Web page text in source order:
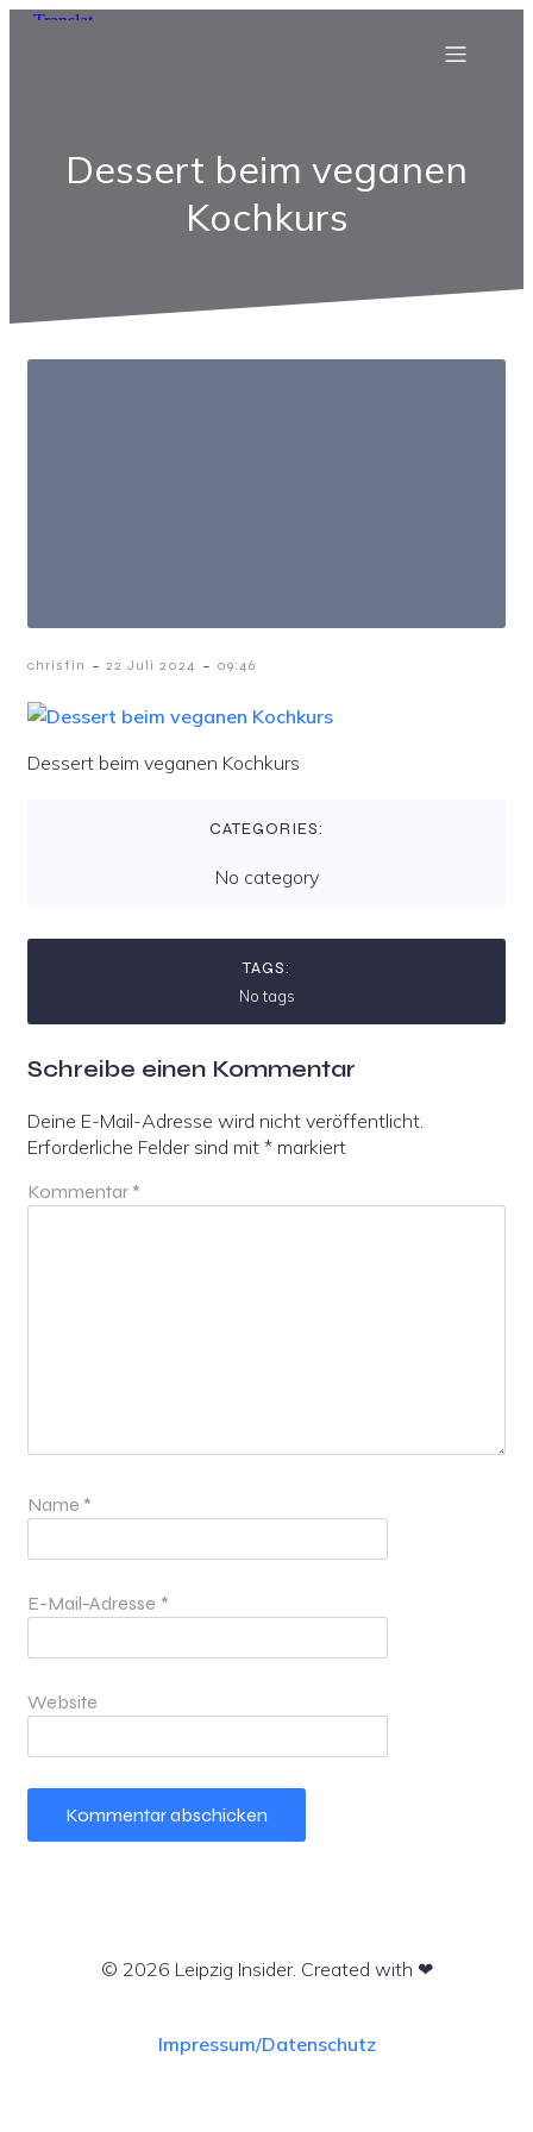
Dessert beim veganen
Kochkurs
christin - 22 Juli 2024 - 09:46
Dessert beim veganen Kochkurs
CATEGORIES:
No category
TAGS:
No tags
Schreibe einen Kommentar
Deine E-Mail-Adresse wird nicht veröffentlicht.
Erforderliche Felder sind mit * markiert
Kommentar *
Name *
E-Mail-Adresse *
Website
© 2026 Leipzig Insider. Created with ❤
Impressum/Datenschutz